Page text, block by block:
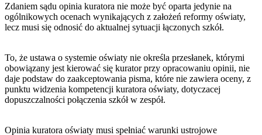
Zdaniem sądu opinia kuratora nie może być oparta jedynie na
ogólnikowych ocenach wynikających z założeń reformy oświaty,
lecz musi się odnosić do aktualnej sytuacji łączonych szkół.
To, że ustawa o systemie oświaty nie określa przesłanek, którymi
obowiązany jest kierować się kurator przy opracowaniu opinii, nie
daje podstaw do zaakceptowania pisma, które nie zawiera oceny, z
punktu widzenia kompetencji kuratora oświaty, dotyczacej
dopuszczalności połączenia szkół w zespół.
Opinia kuratora oświaty musi spełniać warunki ustrojowe